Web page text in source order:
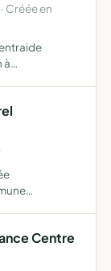
Créée en
à
Centre